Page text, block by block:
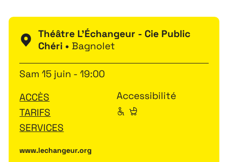
Théâtre L'Échangeur - Cie Public
Chéri • Bagnolet
Sam 15 juin - 19:00
ACCÈS
TARIFS
SERVICES
Accessibilité
www.lechangeur.org